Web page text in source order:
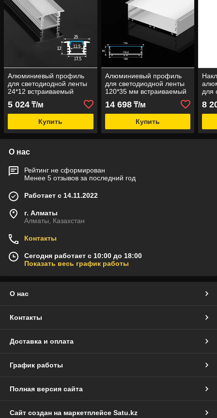
Алюминиевый профиль
для светодиодной ленты
24*12 встраиваемый
5 024 ₸/м
Купить
Алюминиевый профиль
для светодиодной ленты
120*35 мм встраиваемый
14 698₸/м
Купить
для
8
О нас
Рейтинг не сформирован
Менее 5 отзывов за последний год
Работает с 14.11.2022
г. Алматы
Алматы, Казахстан
Контакты
Сегодня работает с 10:00 до 18:00
Показать весь график работы
О нас
Контакты
Доставка и оплата
График работы
Полная версия сайта
Сайт создан на маркетплейсе Satu.kz